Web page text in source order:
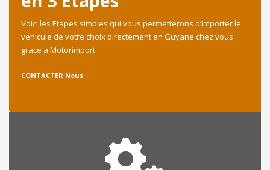
Voici les Etapes simples qui vous permetterons d’importer le
vehicule de votre choix directement en Guyane chez vous
grace a Motorimport
CONTACTER Nous